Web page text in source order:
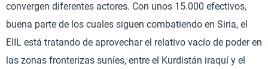
convergen diferentes actores. Con unos 15.000 efectivos,
buena parte de los cuales siguen combatiendo en Siria, el
EIIL está tratando de aprovechar el relativo vacío de poder en
las zonas fronterizas suníes, entre el Kurdistán iraquí y el